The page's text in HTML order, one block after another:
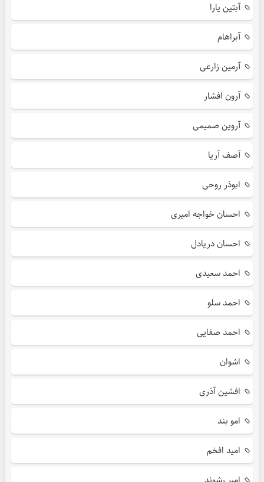
آبتین یارا
آبراهام
آرمین زارعی
آرون افشار
آروین صمیمی
آصف آریا
ابوذر روحی
احسان خواجه امیری
احسان دریادل
احمد سعیدی
احمد سلو
احمد صفایی
اشوان
افشین آذری
امو بند
امید افخم